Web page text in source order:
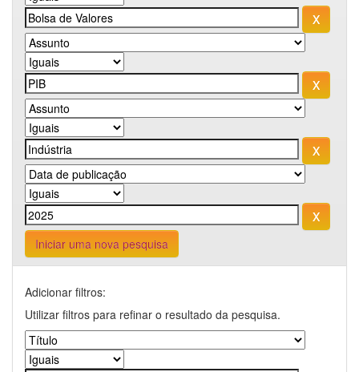
Iniciar uma nova pesquisa
Adicionar filtros:
Utilizar filtros para refinar o resultado da pesquisa.